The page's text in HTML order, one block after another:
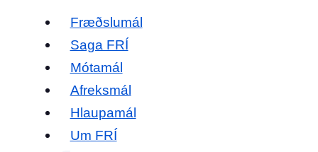
Fræðslumál
Saga FRÍ
Mótamál
Afreksmál
Hlaupamál
Um FRÍ